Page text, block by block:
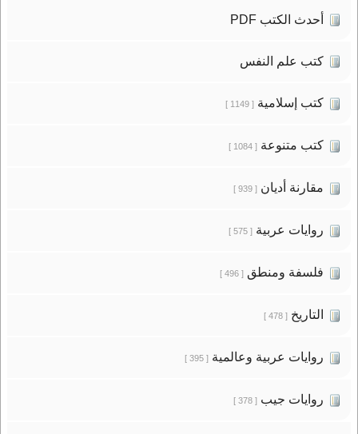
أحدث الكتب PDF
كتب علم النفس
كتب إسلامية[ 1149 ]
كتب متنوعة[ 1084 ]
مقارنة أديان[ 939 ]
روايات عربية[ 575 ]
فلسفة ومنطق[ 496 ]
التاريخ[ 478 ]
روايات عربية وعالمية[ 395 ]
روايات جيب[ 378 ]